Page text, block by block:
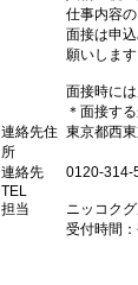
仕事内容
面接は申
願いします
面接時に
＊面接す
連絡先住
所
東京都西
連絡先
TEL
0120-314-
担当
ニッコク
受付時間